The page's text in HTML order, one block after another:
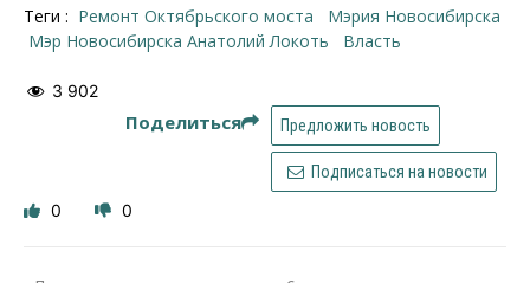
Теги : ремонт Октябрьского моста
Мэрия Новосибирска
мэр Новосибирска Анатолий Локоть
власть
3 902
Поделиться Предложить новость
Подписаться на новости
0 0